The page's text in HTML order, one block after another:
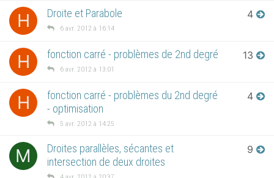
H Droite et Parabole
6 avr. 2012 à 16:14
4
H fonction carré - problèmes de 2nd degré
6 avr. 2012 à 13:01
13
H
fonction carré - problèmes du 2nd degré
- optimisation
5 avr. 2012 à 14:25
4
M
Droites parallèles, sécantes et
intersection de deux droites
9